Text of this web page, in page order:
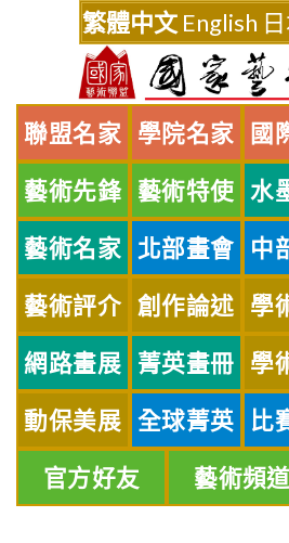
繁體中文 English
聯盟名家 學院名家 國
藝術先鋒 藝術特使 水
藝術名家 北部畫會 中
藝術評介 創作論述 學
網路畫展 菁英畫冊 學
動保美展 全球菁英 比
官方好友 藝術頻道